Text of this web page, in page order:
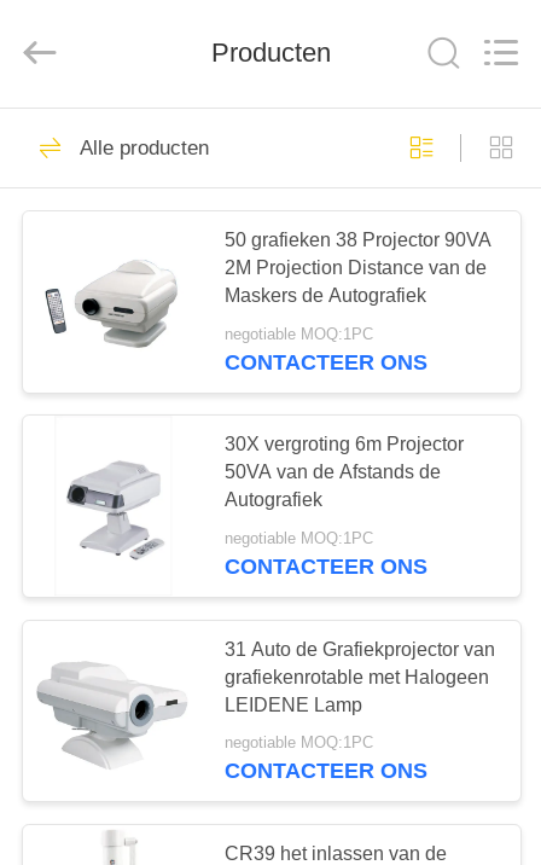
HUIS
PRODUCTEN
VIDEO'S
ONGEVEER
ONS
FABRIEKSREIS
KWALITEITSCONTROLE
CONTACTEER
ONS
VERZOEK
OM EEN
CITAAT
SCM
Optische
Lensometer
Optische
Refractometer
43
Reeks van de
optometrie de
Proeflens
12
Producten
Alle producten
50 grafieken 38 Projector 90VA
2M Projection Distance van de
Maskers de Autografiek
negotiable MOQ:1PC
CONTACTEER ONS
30X vergroting 6m Projector
50VA van de Afstands de
Autografiek
negotiable MOQ:1PC
CONTACTEER ONS
31 Auto de Grafiekprojector van
grafiekenrotable met Halogeen
LEIDENE Lamp
negotiable MOQ:1PC
CONTACTEER ONS
CR39 het inlassen van de